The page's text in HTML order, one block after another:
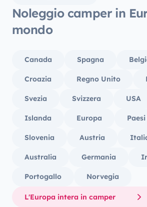
Noleggio camper in
mondo
Canada Spagna
Croazia Regno Unito
Svezia Svizzera USA
Islanda Europa
Slovenia Austria
Australia Germania
Portogallo Norvegia
L'Europa intera in camper